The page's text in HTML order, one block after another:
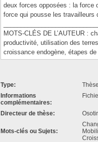
deux forces opposées : la force
force qui pousse les travailleurs
MOTS-CLÉS DE L’AUTEUR :
productivité, utilisation des
croissance endogène, étapes
Type:
Informations
complémentaires:
Directeur de thèse:
Mots-clés ou Sujets: